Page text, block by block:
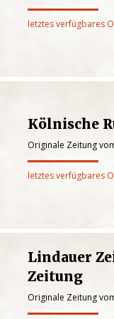
letztes verfügbares
Kölnische
Originale Zeitung
letztes verfügbares
Lindauer
Zeitung
Originale Zeitung